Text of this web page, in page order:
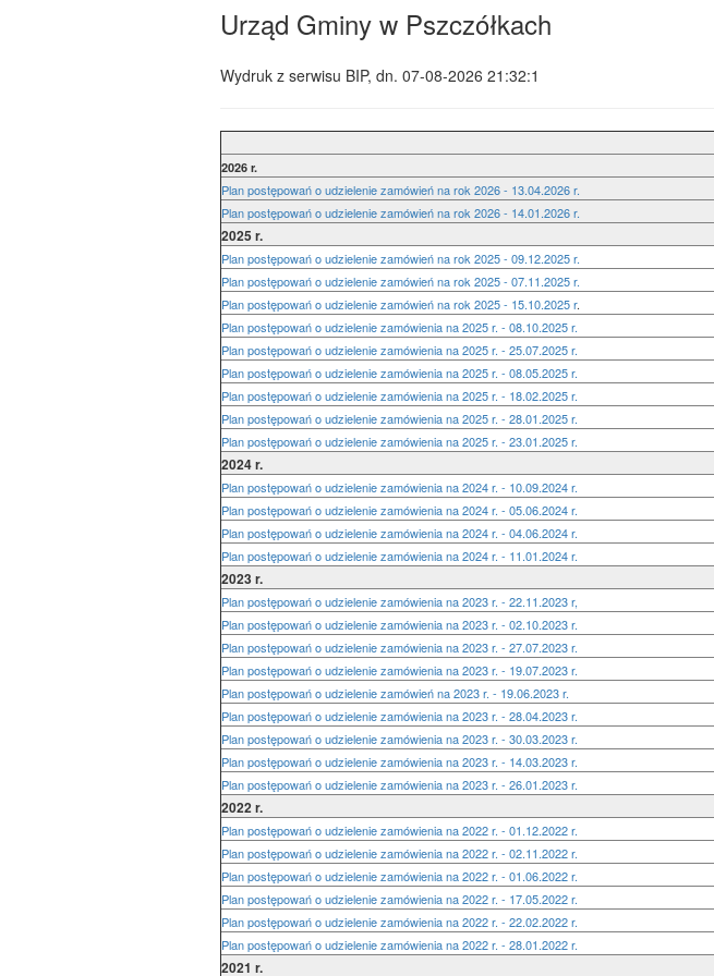
Urząd Gminy w Pszczółkach
Wydruk z serwisu BIP, dn. 07-08-2026 21:32:1
2026 r.
Plan postępowań o udzielenie zamówień na rok 2026 - 13.04.2026 r.
Plan postępowań o udzielenie zamówień na rok 2026 - 14.01.2026 r.
2025 r.
Plan postępowań o udzielenie zamówień na rok 2025 - 09.12.2025 r.
Plan postępowań o udzielenie zamówień na rok 2025 - 07.11.2025 r.
Plan postępowań o udzielenie zamówień na rok 2025 - 15.10.2025 r.
Plan postępowań o udzielenie zamówienia na 2025 r. - 08.10.2025 r.
Plan postępowań o udzielenie zamówienia na 2025 r. - 25.07.2025 r.
Plan postępowań o udzielenie zamówienia na 2025 r. - 08.05.2025 r.
Plan postępowań o udzielenie zamówienia na 2025 r. - 18.02.2025 r.
Plan postępowań o udzielenie zamówienia na 2025 r. - 28.01.2025 r.
Plan postępowań o udzielenie zamówienia na 2025 r. - 23.01.2025 r.
2024 r.
Plan postępowań o udzielenie zamówienia na 2024 r. - 10.09.2024 r.
Plan postępowań o udzielenie zamówienia na 2024 r. - 05.06.2024 r.
Plan postępowań o udzielenie zamówienia na 2024 r. - 04.06.2024 r.
Plan postępowań o udzielenie zamówienia na 2024 r. - 11.01.2024 r.
2023 r.
Plan postępowań o udzielenie zamówienia na 2023 r. - 22.11.2023 r,
Plan postępowań o udzielenie zamówienia na 2023 r. - 02.10.2023 r.
Plan postępowań o udzielenie zamówienia na 2023 r. - 27.07.2023 r.
Plan postępowań o udzielenie zamówienia na 2023 r. - 19.07.2023 r.
Plan postępowań o udzielenie zamówień na 2023 r. - 19.06.2023 r.
Plan postępowań o udzielenie zamówienia na 2023 r. - 28.04.2023 r.
Plan postępowań o udzielenie zamówienia na 2023 r. - 30.03.2023 r.
Plan postępowań o udzielenie zamówienia na 2023 r. - 14.03.2023 r.
Plan postępowań o udzielenie zamówienia na 2023 r. - 26.01.2023 r.
2022 r.
Plan postępowań o udzielenie zamówienia na 2022 r. - 01.12.2022 r.
Plan postępowań o udzielenie zamówienia na 2022 r. - 02.11.2022 r.
Plan postępowań o udzielenie zamówienia na 2022 r. - 01.06.2022 r.
Plan postępowań o udzielenie zamówienia na 2022 r. - 17.05.2022 r.
Plan postępowań o udzielenie zamówienia na 2022 r. - 22.02.2022 r.
Plan postępowań o udzielenie zamówienia na 2022 r. - 28.01.2022 r.
2021 r.